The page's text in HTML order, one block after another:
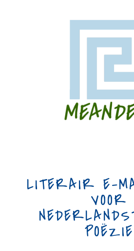
LITERAIR E-
VOOR
POËZIE